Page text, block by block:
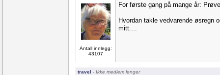
Antall innlegg:
43107
For første gang på mange år:
Hvordan takle vedvarende øsregn
mitt....
travel - Ikke medlem lenger